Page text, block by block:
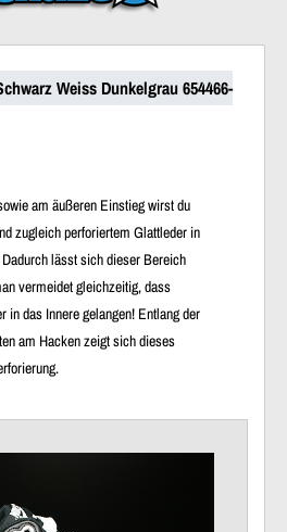
Weiss Dunkelgrau 654466-
am äußeren Einstieg wirst du
zugleich perforiertem Glattleder in
lässt sich dieser Bereich
vermeidet gleichzeitig, dass
in das Innere gelangen! Entlang der
am Hacken zeigt sich dieses